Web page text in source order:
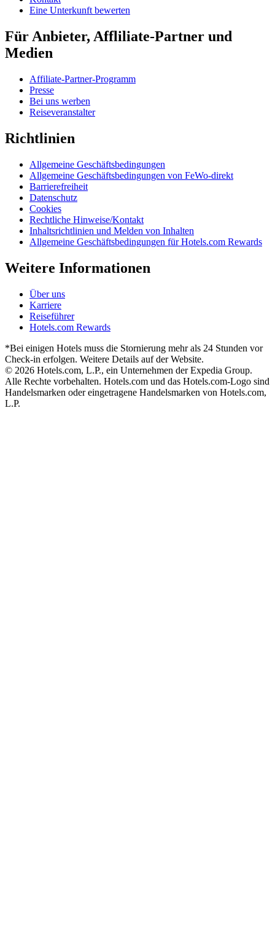
Eine Unterkunft bewerten
Für Anbieter, Affliliate-Partner und
Medien
Affiliate-Partner-Programm
Presse
Bei uns werben
Reiseveranstalter
Richtlinien
Allgemeine Geschäftsbedingungen
Allgemeine Geschäftsbedingungen von FeWo-direkt
Barrierefreiheit
Datenschutz
Cookies
Rechtliche Hinweise/Kontakt
Inhaltsrichtlinien und Melden von Inhalten
Allgemeine Geschäftsbedingungen für Hotels.com Rewards
Weitere Informationen
Über uns
Karriere
Reiseführer
Hotels.com Rewards
*Bei einigen Hotels muss die Stornierung mehr als 24 Stunden vor
Check-in erfolgen. Weitere Details auf der Website.
© 2026 Hotels.com, L.P., ein Unternehmen der Expedia Group.
Alle Rechte vorbehalten. Hotels.com und das Hotels.com-Logo sind
Handelsmarken oder eingetragene Handelsmarken von Hotels.com,
L.P.